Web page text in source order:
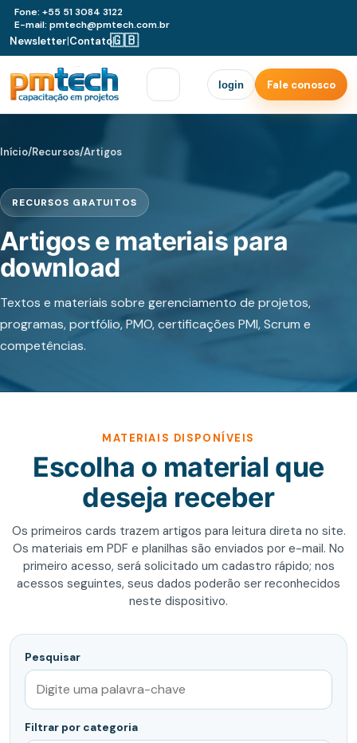
Fone: +55 51 3084 3122
E-mail: pmtech@pmtech.com.br
Newsletter|Contato|
🇬🇧
login Fale conosco
Início/Recursos/Artigos
RECURSOS GRATUITOS
Artigos e materiais para
download
Textos e materiais sobre gerenciamento de projetos,
programas, portfólio, PMO, certificações PMI, Scrum e
competências.
MATERIAIS DISPONÍVEIS
Escolha o material que
deseja receber
Os primeiros cards trazem artigos para leitura direta no site.
Os materiais em PDF e planilhas são enviados por e-mail. No
primeiro acesso, será solicitado um cadastro rápido; nos
acessos seguintes, seus dados poderão ser reconhecidos
neste dispositivo.
Pesquisar
Filtrar por categoria